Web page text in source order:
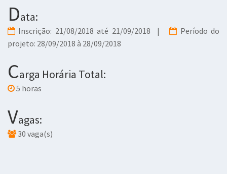
Data:
Inscrição: 21/08/2018 até 21/09/2018 |
Período do
projeto: 28/09/2018 à 28/09/2018
Carga Horária Total:
5 horas
Vagas:
30 vaga(s)